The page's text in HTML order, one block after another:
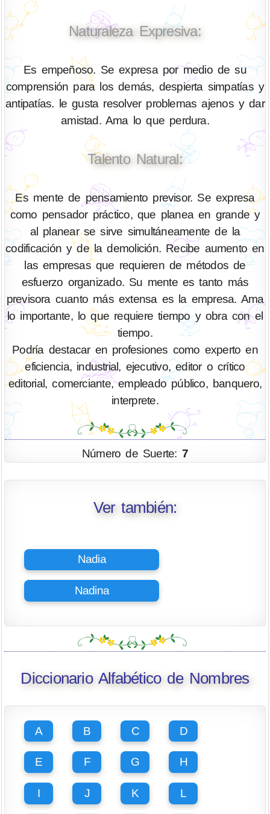
Naturaleza Expresiva:
Es empeñoso. Se expresa por medio de su
comprensión para los demás, despierta simpatías y
antipatías. le gusta resolver problemas ajenos y dar
amistad. Ama lo que perdura.
Talento Natural:
Es mente de pensamiento previsor. Se expresa
como pensador práctico, que planea en grande y
al planear se sirve simultáneamente de la
codificación y de la demolición. Recibe aumento en
las empresas que requieren de métodos de
esfuerzo organizado. Su mente es tanto más
previsora cuanto más extensa es la empresa. Ama
lo importante, lo que requiere tiempo y obra con el
tiempo.
Podría destacar en profesiones como experto en
eficiencia, industrial, ejecutivo, editor o crítico
editorial, comerciante, empleado público, banquero,
interprete.
Número de Suerte: 7
Ver también:
Nadia
Nadina
Diccionario Alfabético de Nombres
A B C D
E F G H
I J K L